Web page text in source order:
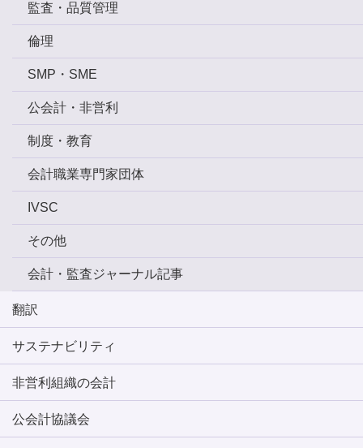
監査・品質管理
倫理
SMP・SME
公会計・非営利
制度・教育
会計職業専門家団体
IVSC
その他
会計・監査ジャーナル記事
翻訳
サステナビリティ
非営利組織の会計
公会計協議会